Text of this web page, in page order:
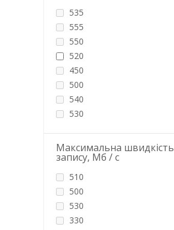
1500
160
1600
170
1700
1752
17520
180
200
2000
21024
21850
220
2200
240
535
555
550
520
450
500
540
530
2500
2200
300
495
470
Максимальна швидкість
запису, Мб / с
510
500
530
330